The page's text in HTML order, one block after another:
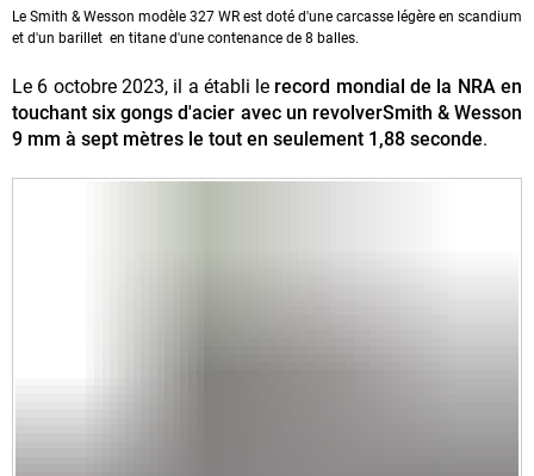
Le Smith & Wesson modèle 327 WR est doté d'une carcasse légère en scandium
et d'un barillet en titane d'une contenance de 8 balles.
Le 6 octobre 2023, il a établi le record mondial de la NRA en
touchant six gongs d'acier avec un revolverSmith & Wesson
9 mm à sept mètres le tout en seulement 1,88 seconde.